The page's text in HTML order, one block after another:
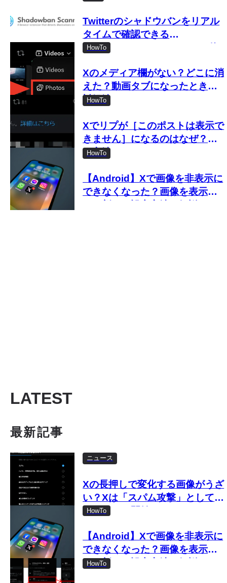
Twitterのシャドウバンをリアル
タイムで確認できる
「Shadowban Scanner」の使
HowTo
Xのメディア欄がない？どこに消
えた？動画タブになったときの
対処法
HowTo
Xでリプが［このポストは表示で
きません］になるのはなぜ？見
る方法は？
HowTo
【Android】Xで画像を非表示に
できなくなった？画像を表示し
LATEST
最新記事
ニュース
Xの長押しで変化する画像がうざ
い？Xは「スパム攻撃」として取
り締まりを開始
HowTo
【Android】Xで画像を非表示に
できなくなった？画像を表示し
ない新しい設定方法を解説
HowTo